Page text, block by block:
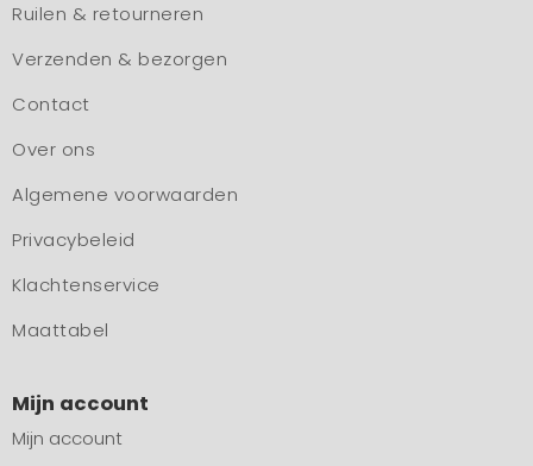
Ruilen & retourneren
Verzenden & bezorgen
Contact
Over ons
Algemene voorwaarden
Privacybeleid
Klachtenservice
Maattabel
Mijn account
Mijn account